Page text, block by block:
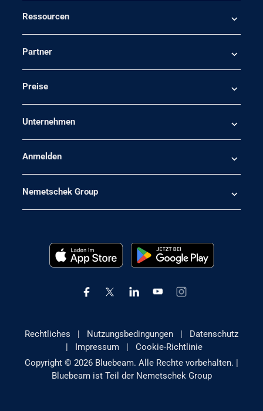
Ressourcen
Partner
Preise
Unternehmen
Anmelden
Nemetschek Group
Rechtliches | Nutzungsbedingungen | Datenschutz
| Impressum| Cookie-Richtlinie
Copyright © 2026 Bluebeam. Alle Rechte vorbehalten. |
Bluebeam ist Teil der Nemetschek Group